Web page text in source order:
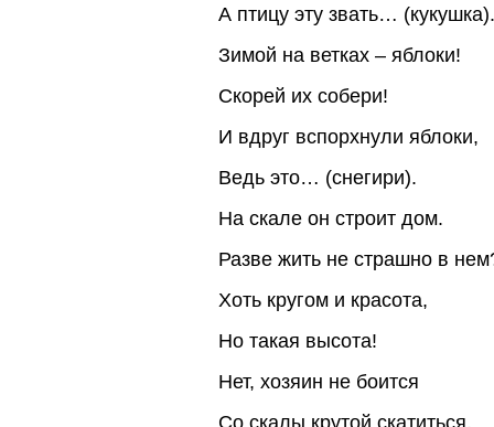
А птицу эту звать… (кукушка).
Зимой на ветках – яблоки!
Скорей их собери!
И вдруг вспорхнули яблоки,
Ведь это… (снегири).
На скале он строит дом.
Разве жить не страшно в
Хоть кругом и красота,
Но такая высота!
Нет, хозяин не боится